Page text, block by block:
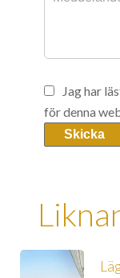
Jag har
för denna
Skicka